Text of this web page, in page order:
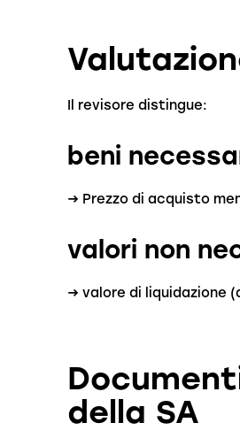
Il revisore distingue:
beni
→ Prezzo di acquisto
valori non
→ valore di liquidazione
della SA